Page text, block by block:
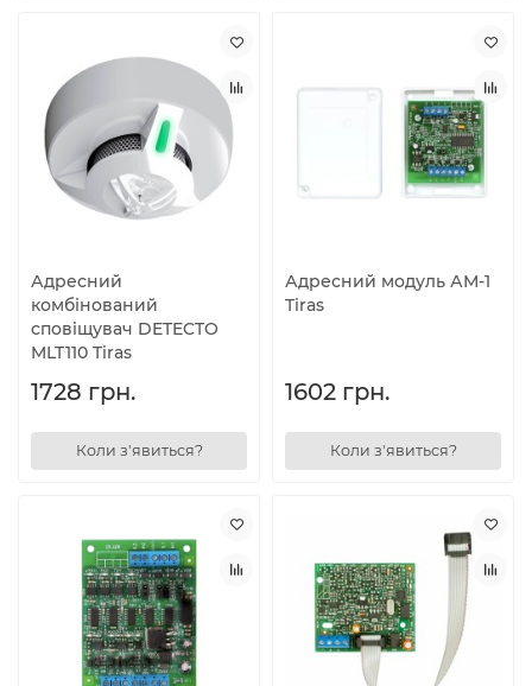
Адресний
комбінований
сповіщувач DETECTO
MLT110 Tiras
1728 грн.
Коли з'явиться?
Адресний модуль АМ-1
Tiras
1602 грн.
Коли з'явиться?